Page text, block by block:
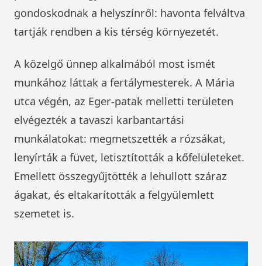
gondoskodnak a helyszínről: havonta felváltva
tartják rendben a kis térség környezetét.
A közelgő ünnep alkalmából most ismét
munkához láttak a fertálymesterek. A Mária
utca végén, az Eger-patak melletti területen
elvégezték a tavaszi karbantartási
munkálatokat: megmetszették a rózsákat,
lenyírták a füvet, letisztították a kőfelületeket.
Emellett összegyűjtötték a lehullott száraz
ágakat, és eltakarították a felgyülemlett
szemetet is.